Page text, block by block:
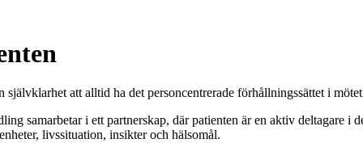
att alltid ha det personcentrerade förhållningssättet i
samarbetar i ett partnerskap, där patienten är en aktiv deltagare i
livssituation, insikter och hälsomål.